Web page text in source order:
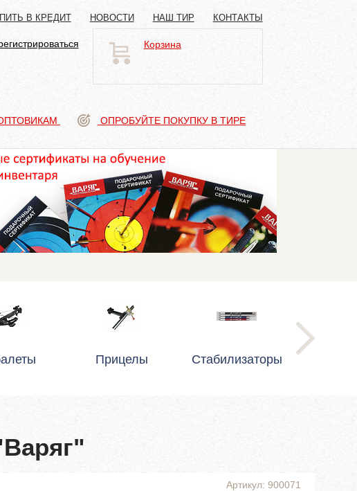
В КРЕДИТ НОВОСТИ НАШ ТИР КОНТАКТЫ
Корзина
ОПРОБУЙТЕ ПОКУПКУ В ТИРЕ
Прицелы Стабилизаторы
Артикул: 900071